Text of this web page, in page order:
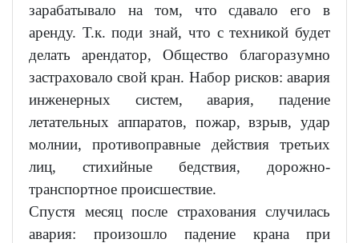
зарабатывало на том, что сдавало его в
аренду. Т.к. поди знай, что с техникой будет
делать арендатор, Общество благоразумно
застраховало свой кран. Набор рисков: авария
инженерных систем, авария, падение
летательных аппаратов, пожар, взрыв, удар
молнии, противоправные действия третьих
лиц, стихийные бедствия, дорожно-
транспортное происшествие.
Спустя месяц после страхования случилась
авария: произошло падение крана при